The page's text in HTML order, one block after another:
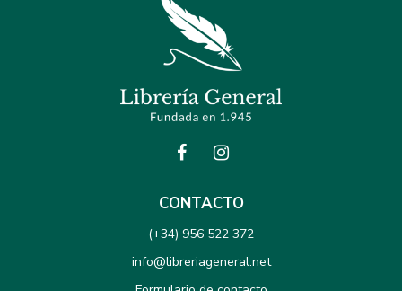
CONTACTO
(+34) 956 522 372
info@libreriageneral.net